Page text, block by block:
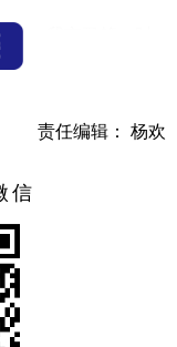
示，我市已第一时
规范及人员职责，
实、准确、完整。
口抽样调查各项任
坚实的数据支撑。
责任编辑： 杨欢
信